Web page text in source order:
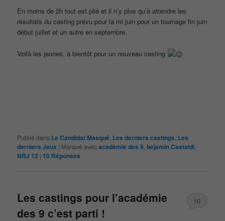
En moins de 2h tout est plié et il n’y plus qu’à attendre les
résultats du casting prévu pour la mi juin pour un tournage fin juin
début juillet et un autre en septembre.
Voilà les jeunes, à bientôt pour un nouveau casting
Publié dans Le Candidat Masqué, Les derniers castings, Les
derniers Jeux | Marqué avecacadèmie des 9,bejamin Castaldi,
NRJ 12 | 10 Réponses
Les castings pour l’académie
des 9 c’est parti !
10